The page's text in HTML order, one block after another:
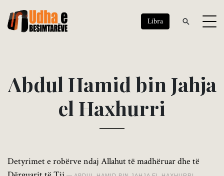
Libra
Abdul Hamid bin Jahja
el Haxhurri
Detyrimet e robërve ndaj Allahut të madhëruar dhe të